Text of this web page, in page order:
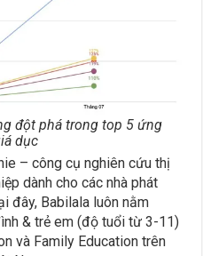
đột phá trong top 5 ứng
dục
– công cụ nghiên cứu thị
dành cho các nhà phát
đây, Babilala luôn nằm
& trẻ em (độ tuổi từ 3-11)
và Family Education trên